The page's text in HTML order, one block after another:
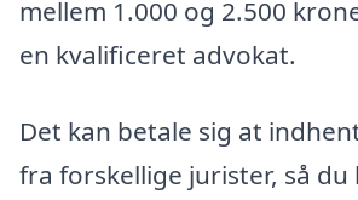
mellem 1.000 og 2.500
en kvalificeret advokat.
Det kan betale sig at
fra forskellige jurister, så du